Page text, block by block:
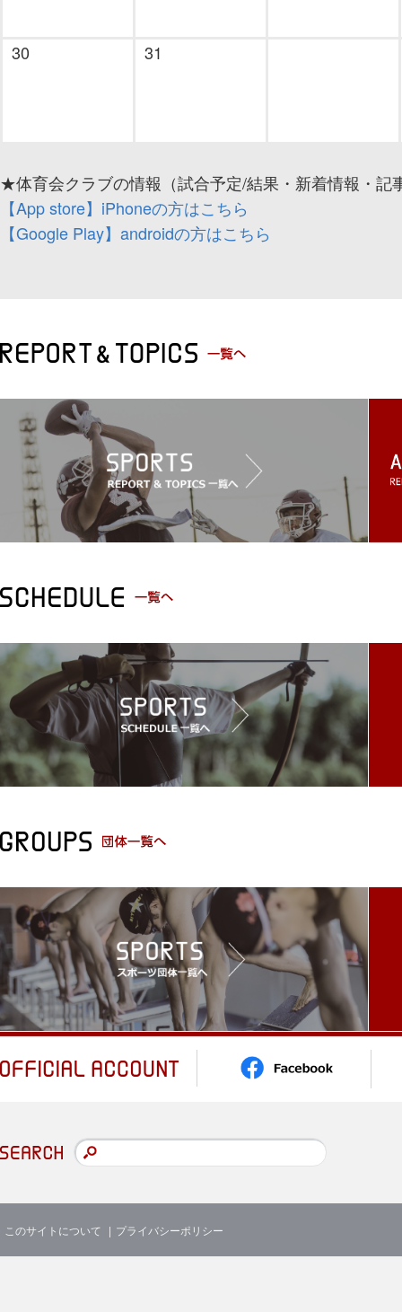
30 31
★体育会クラブの情報（試合予定/結果・新着情報・
【App store】iPhoneの方はこちら
【Google Play】androidの方はこちら
このサイトについて プライバシーポリシー